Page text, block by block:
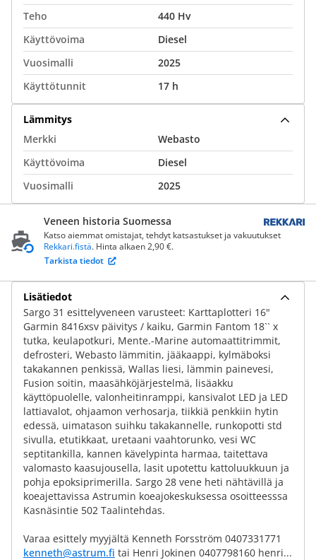
Teho
440 Hv
Käyttövoima
Diesel
Vuosimalli
2025
Käyttötunnit
17 h
Lämmitys
Merkki
Webasto
Käyttövoima
Diesel
Vuosimalli
2025
Veneen historia Suomessa
Katso aiemmat omistajat, tehdyt katsastukset ja vakuutukset
Rekkari.fistä. Hinta alkaen 2,90 €.
Tarkista tiedot
Lisätiedot
Sargo 31 esittelyveneen varusteet: Karttaplotteri 16"
Garmin 8416xsv päivitys / kaiku, Garmin Fantom 18`` x
tutka, keulapotkuri, Mente.-Marine automaattitrimmit,
defrosteri, Webasto lämmitin, jääkaappi, kylmäboksi
takakannen penkissä, Wallas liesi, lämmin painevesi,
Fusion soitin, maasähköjärjestelmä, lisäakku
käyttöpuolelle, valonheitinramppi, kansivalot LED ja LED
lattiavalot, ohjaamon verhosarja, tiikkiä penkkiin hytin
edessä, uimatason suihku takakannelle, runkopotti std
sivulla, etutikkaat, uretaani vaahtorunko, vesi WC
septitankilla, kannen kävelypinta harmaa, taitettava
valomasto kaasujousella, lasit upotettu kattoluukkuun ja
pohja epoksiprimerilla. Sargo 28 vene heti nähtävillä ja
koeajettavissa Astrumin koeajokeskuksessa osoitteesssa
Kasnäsintie 502 Taalintehdas.
Varaa esittely myyjältä Kenneth Forsström 0407331771
kenneth@astrum.fi tai Henri Jokinen 0407798160 henri...